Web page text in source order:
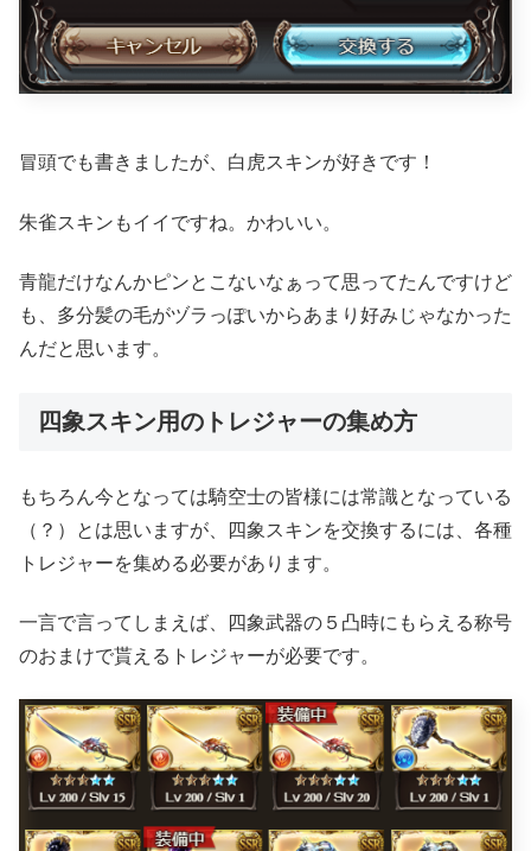
冒頭でも書きましたが、白虎スキンが好きです！
朱雀スキンもイイですね。かわいい。
青龍だけなんかピンとこないなぁって思ってたんですけど
も、多分髪の毛がヅラっぽいからあまり好みじゃなかった
んだと思います。
四象スキン用のトレジャーの集め方
もちろん今となっては騎空士の皆様には常識となっている
（？）とは思いますが、四象スキンを交換するには、各種
トレジャーを集める必要があります。
一言で言ってしまえば、四象武器の５凸時にもらえる称号
のおまけで貰えるトレジャーが必要です。